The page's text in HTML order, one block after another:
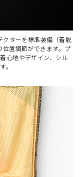
ターを標準装備（着脱
置調節ができます。プ
心地やデザイン、シル
。